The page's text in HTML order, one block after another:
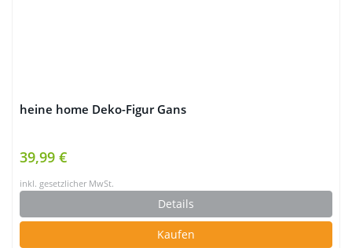
heine home Deko-Figur Gans
39,99 €
inkl. gesetzlicher MwSt.
Details
Kaufen